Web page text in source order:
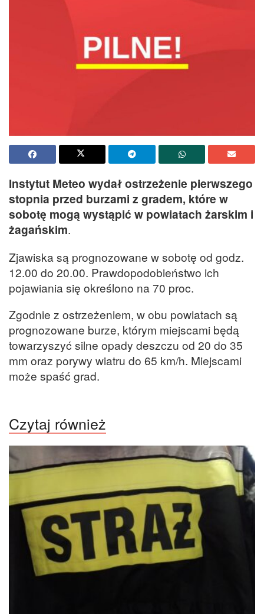
Instytut Meteo wydał ostrzeżenie pierwszego
stopnia przed burzami z gradem, które w
sobotę mogą wystąpić w powiatach żarskim i
żagańskim.
Zjawiska są prognozowane w sobotę od godz.
12.00 do 20.00. Prawdopodobieństwo ich
pojawiania się określono na 70 proc.
Zgodnie z ostrzeżeniem, w obu powiatach są
prognozowane burze, którym miejscami będą
towarzyszyć silne opady deszczu od 20 do 35
mm oraz porywy wiatru do 65 km/h. Miejscami
może spaść grad.
Czytaj również